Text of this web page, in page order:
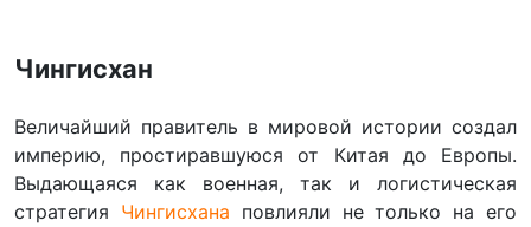
Чингисхан
Величайший правитель в мировой истории создал
империю, простиравшуюся от Китая до Европы.
Выдающаяся как военная, так и логистическая
стратегия Чингисхана повлияли не только на его